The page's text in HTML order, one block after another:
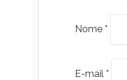
Nome *
E-mail *